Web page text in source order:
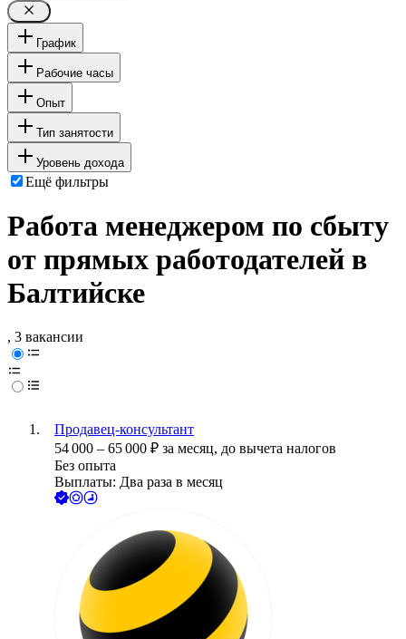
График
Рабочие часы
Опыт
Тип занятости
Уровень дохода
Ещё фильтры
Работа менеджером по сбыту
от прямых работодателей в
Балтийске
, 3 вакансии
Продавец-консультант
54 000 – 65 000 ₽ за месяц, до вычета налогов
Без опыта
Выплаты: Два раза в месяц